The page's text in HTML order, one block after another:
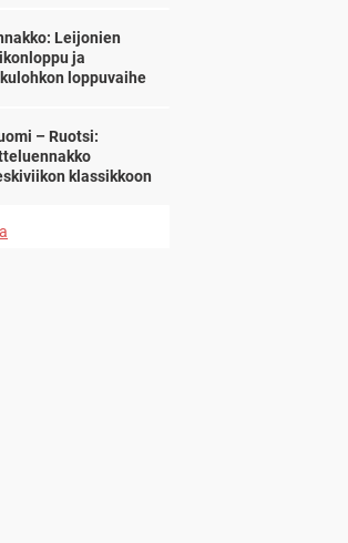
Leijonien
ja
loppuvaihe
– Ruotsi:
klassikkoon